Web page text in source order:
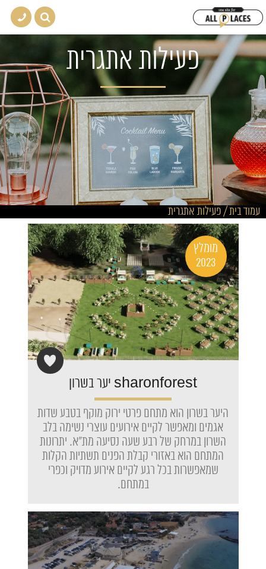
פעילות אתגרית
עמוד בית/פעילות אתגרית
מומלץ
2023
sharonforest יער בשרון
היער בשרון הוא מתחם פרטי ירוק מוקף בטבע שדות
אגמים ומאפשר לקיים אירועים עוצרי נשימה בלב
השרון במרחק של רבע שעה נסיעה מת"א. יתרונות
המתחם הוא באזורי קבלת הפנים תשתיות הקלות
שמאפשרות בכל רגע לקיים אירוע מדויק וכפרי
במתחם.